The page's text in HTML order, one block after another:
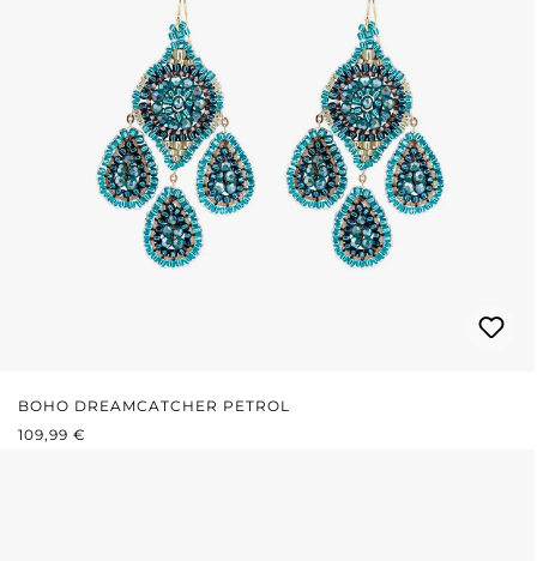
BOHO DREAMCATCHER PETROL
REGULÄRER PREIS:
109,99 €